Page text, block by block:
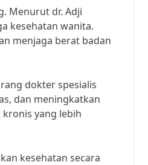
Menurut dr. Adji
kesehatan wanita.
menjaga berat badan
dokter spesialis
dan meningkatkan
yang lebih
kesehatan secara